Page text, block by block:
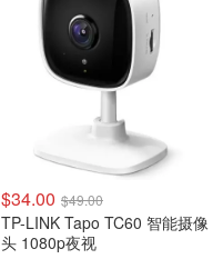
$34.00 $49.00
TP-LINK Tapo TC60 智能摄像
头 1080p夜视